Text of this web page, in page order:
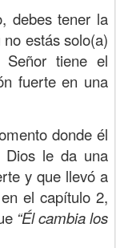
debes tener la
estás solo(a)
Señor tiene el
fuerte en una
donde él
Dios le da una
y que llevó a
el capítulo 2,
“Él cambia los